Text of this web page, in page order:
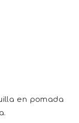
en pomada